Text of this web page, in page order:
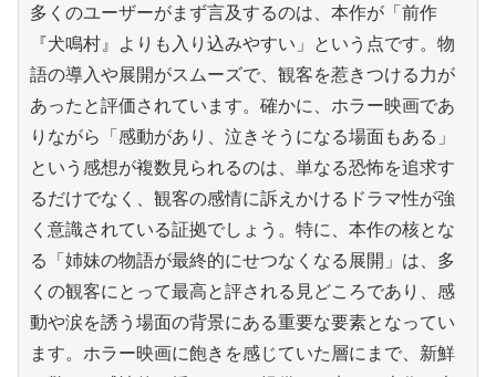
多くのユーザーがまず言及するのは、本作が「前作
『犬鳴村』よりも入り込みやすい」という点です。物
語の導入や展開がスムーズで、観客を惹きつける力が
あったと評価されています。確かに、ホラー映画であ
りながら「感動があり、泣きそうになる場面もある」
という感想が複数見られるのは、単なる恐怖を追求す
るだけでなく、観客の感情に訴えかけるドラマ性が強
く意識されている証拠でしょう。特に、本作の核とな
る「姉妹の物語が最終的にせつなくなる展開」は、多
くの観客にとって最高と評される見どころであり、感
動や涙を誘う場面の背景にある重要な要素となってい
ます。ホラー映画に飽きを感じていた層にまで、新鮮